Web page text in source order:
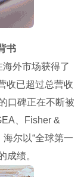
书
海外市场获得了
收已超过总营收
口碑正在不断被
、Fisher &
尔以“全球第一
成绩。